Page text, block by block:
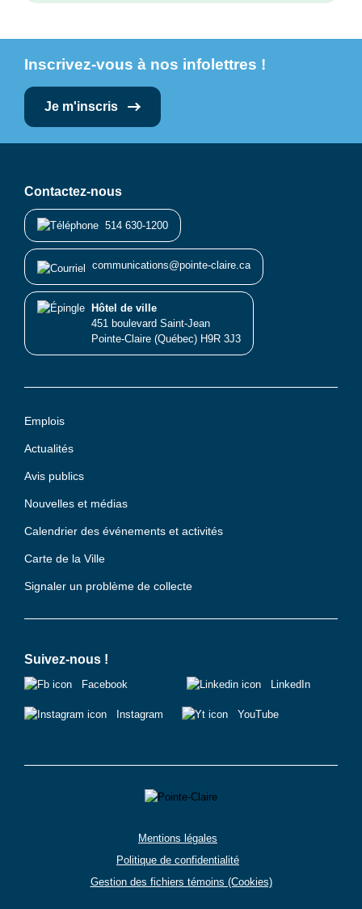
Inscrivez-vous à nos infolettres !
Je m'inscris
Emplois
Actualités
Avis publics
Nouvelles et médias
Calendrier des événements et activités
Carte de la Ville
Signaler un problème de collecte
Contactez-nous
514 630-1200
communications@pointe-claire.ca
Hôtel de ville
451 boulevard Saint-Jean
Pointe-Claire (Québec) H9R 3J3
Suivez-nous !
Facebook
Instagram
LinkedIn
YouTube
Mentions légales
Politique de confidentialité
Gestion des fichiers témoins (Cookies)